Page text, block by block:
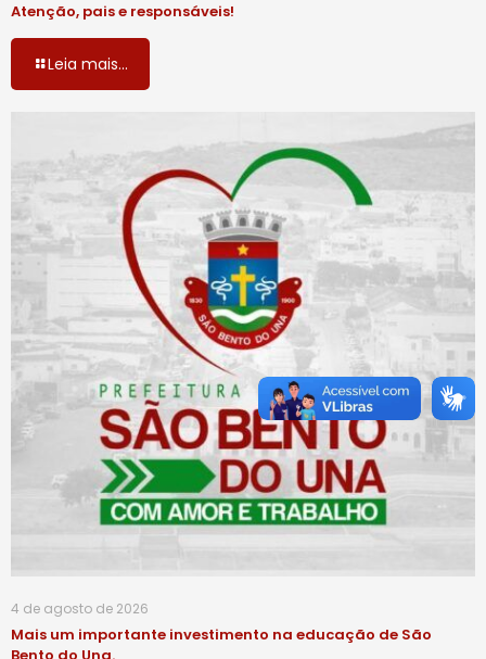
Atenção, pais e responsáveis!
Leia mais...
4 de agosto de 2026
Mais um importante investimento na educação de São
Bento do Una.